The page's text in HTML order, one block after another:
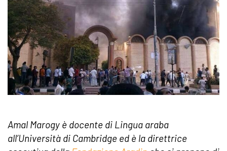
Amal Marogy è docente di Lingua araba
all’Università di Cambridge ed è la direttrice